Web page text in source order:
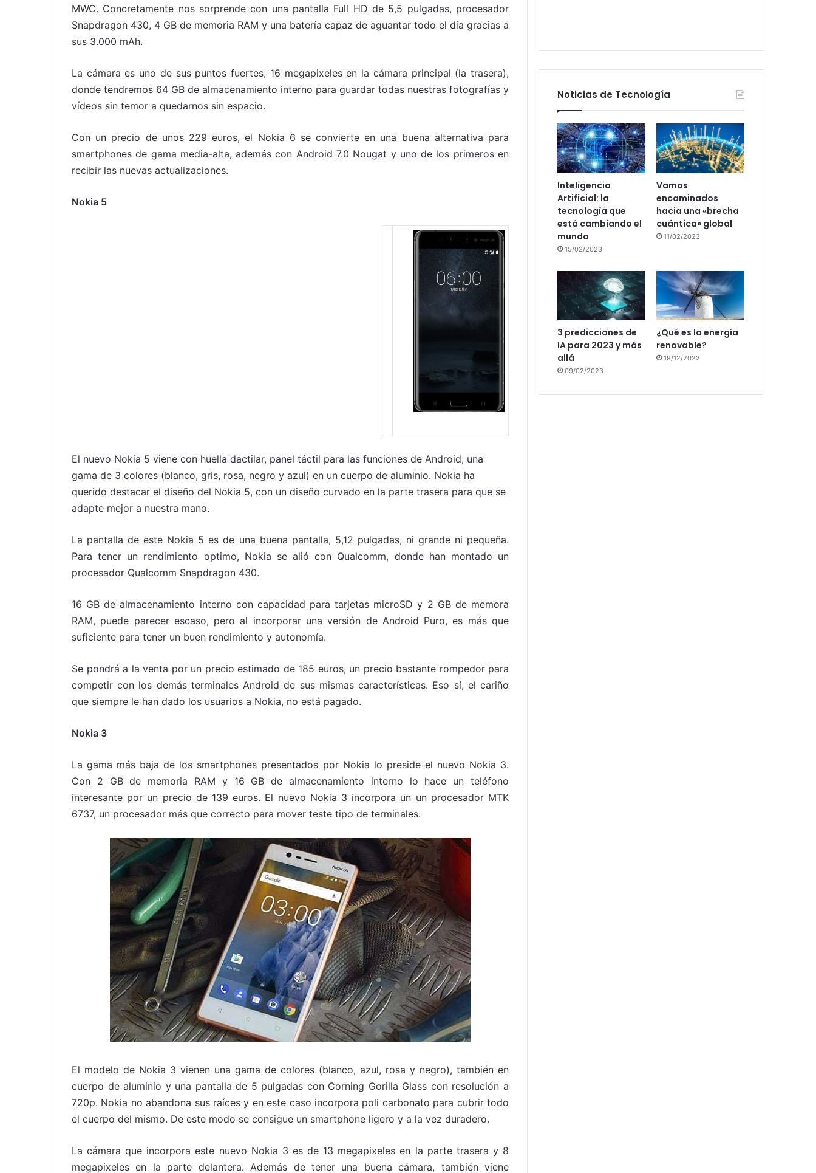
MWC. Concretamente nos sorprende con una pantalla Full HD de 5,5 pulgadas, procesador
Snapdragon 430, 4 GB de memoria RAM y una batería capaz de aguantar todo el día gracias a
sus 3.000 mAh.
La cámara es uno de sus puntos fuertes, 16 megapixeles en la cámara principal (la trasera),
donde tendremos 64 GB de almacenamiento interno para guardar todas nuestras fotografías y
vídeos sin temor a quedarnos sin espacio.
Con un precio de unos 229 euros, el Nokia 6 se convierte en una buena alternativa para
smartphones de gama media-alta, además con Android 7.0 Nougat y uno de los primeros en
recibir las nuevas actualizaciones.
Nokia 5
El nuevo Nokia 5 viene con huella dactilar, panel táctil para las funciones de Android, una
gama de 3 colores (blanco, gris, rosa, negro y azul) en un cuerpo de aluminio. Nokia ha
querido destacar el diseño del Nokia 5, con un diseño curvado en la parte trasera para que se
adapte mejor a nuestra mano.
La pantalla de este Nokia 5 es de una buena pantalla, 5,12 pulgadas, ni grande ni pequeña.
Para tener un rendimiento optimo, Nokia se alió con Qualcomm, donde han montado un
procesador Qualcomm Snapdragon 430.
16 GB de almacenamiento interno con capacidad para tarjetas microSD y 2 GB de memora
RAM, puede parecer escaso, pero al incorporar una versión de Android Puro, es más que
suficiente para tener un buen rendimiento y autonomía.
Se pondrá a la venta por un precio estimado de 185 euros, un precio bastante rompedor para
competir con los demás terminales Android de sus mismas características. Eso sí, el cariño
que siempre le han dado los usuarios a Nokia, no está pagado.
Nokia 3
La gama más baja de los smartphones presentados por Nokia lo preside el nuevo Nokia 3.
Con 2 GB de memoria RAM y 16 GB de almacenamiento interno lo hace un teléfono
interesante por un precio de 139 euros. El nuevo Nokia 3 incorpora un un procesador MTK
6737, un procesador más que correcto para mover teste tipo de terminales.
El modelo de Nokia 3 vienen una gama de colores (blanco, azul, rosa y negro), también en
cuerpo de aluminio y una pantalla de 5 pulgadas con Corning Gorilla Glass con resolución a
720p. Nokia no abandona sus raíces y en este caso incorpora poli carbonato para cubrir todo
el cuerpo del mismo. De este modo se consigue un smartphone ligero y a la vez duradero.
La cámara que incorpora este nuevo Nokia 3 es de 13 megapixeles en la parte trasera y 8
megapixeles en la parte delantera. Además de tener una buena cámara, también viene
Noticias de Tecnología
Inteligencia
Artificial: la
tecnología que
está cambiando el
mundo
15/02/2023
Vamos
encaminados
hacia una «brecha
cuántica» global
11/02/2023
3 predicciones de
IA para 2023 y más
allá
09/02/2023
¿Qué es la energía
renovable?
19/12/2022